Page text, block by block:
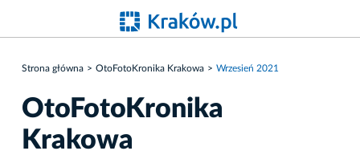
Strona główna OtoFotoKronika Krakowa Wrzesień 2021
OtoFotoKronika
Krakowa